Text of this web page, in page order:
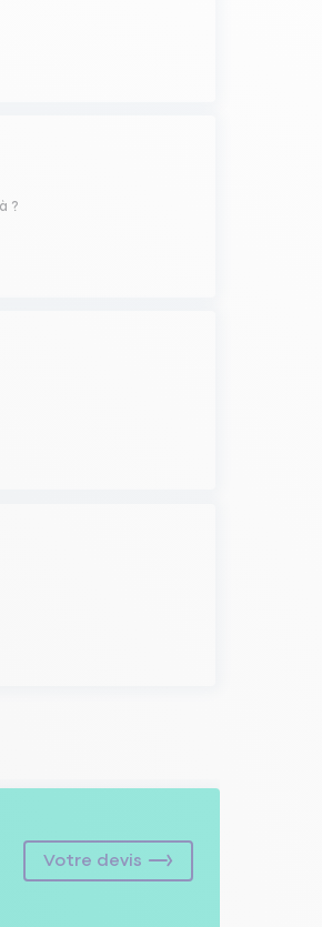
?
Votre devis